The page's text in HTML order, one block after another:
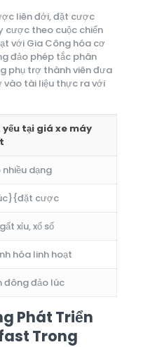
liên đới, đặt cược
cược theo cuộc chiến
với Gia Công hóa cơ
đảo phép tắc phân
phụ trợ thành viên đưa
vào tài liệu thực ra với
yếu tại giá xe máy
dạng
cược
xỉu, xổ số
hóa linh hoạt
đông đảo lúc
Phát Triển
Trong